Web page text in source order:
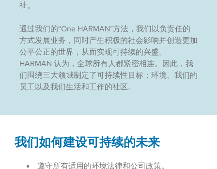
祉。
通过我们的“One HARMAN”方法，我们以负责任的
方式发展业务，同时产生积极的社会影响并创造更加
公平公正的世界，从而实现可持续的兴盛。
HARMAN 认为，全球所有人都紧密相连。因此，我
们围绕三大领域制定了可持续性目标：环境、我们的
员工以及我们生活和工作的社区。
我们如何建设可持续的未来
遵守所有适用的环境法律和公司政策。